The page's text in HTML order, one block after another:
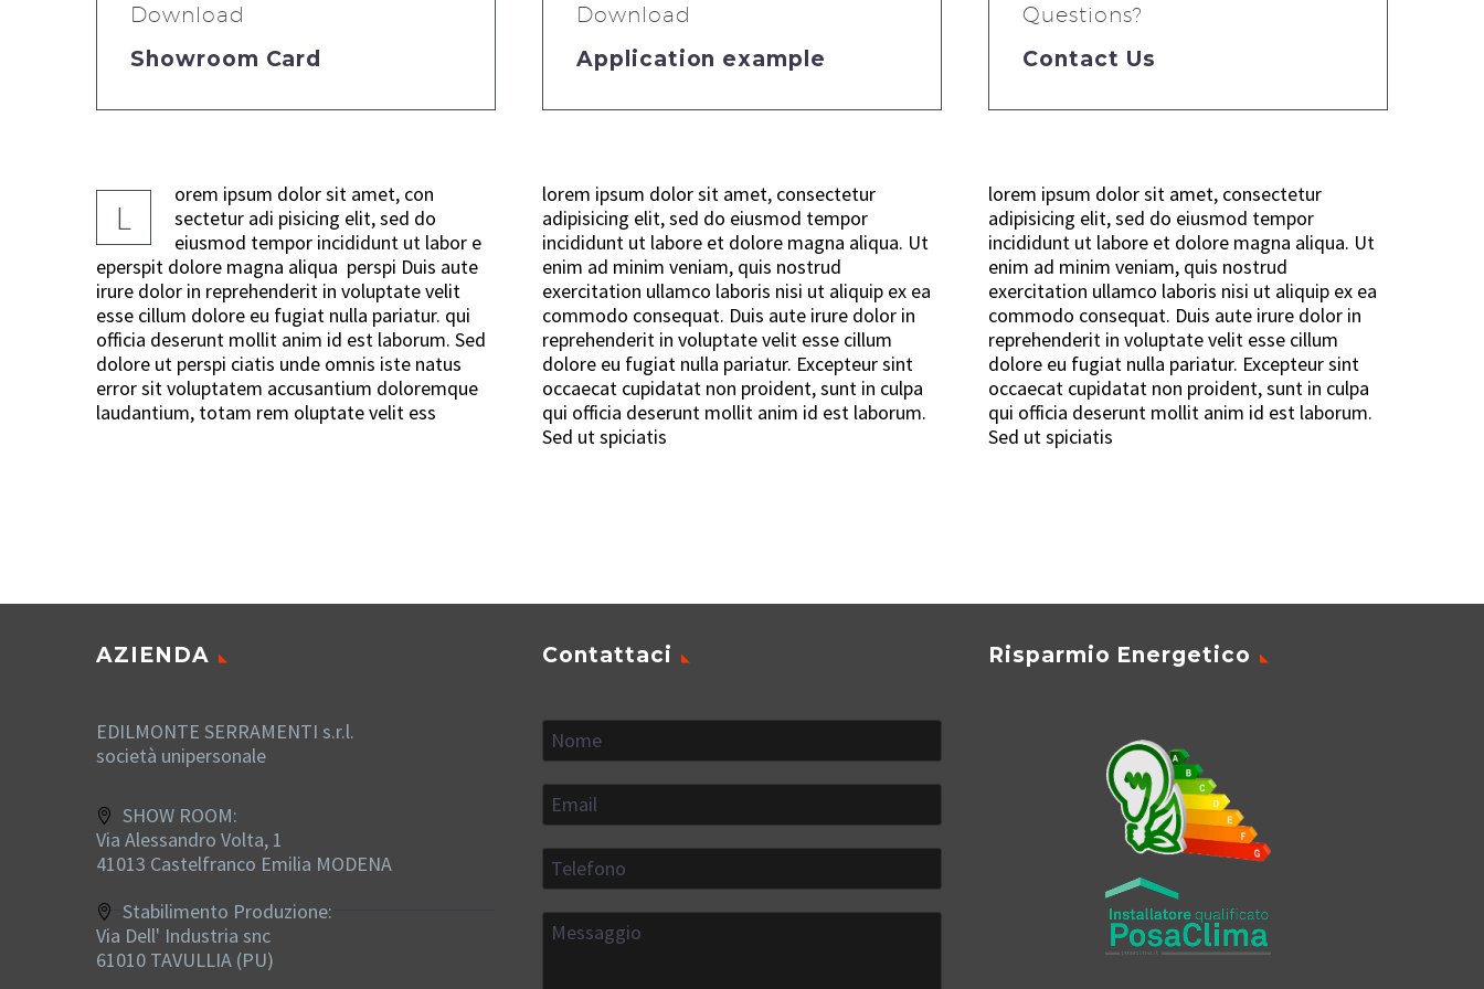
Download
Showroom Card
Download
Application example
Questions?
Contact Us
L
orem ipsum dolor sit amet, con
sectetur adi pisicing elit, sed do
eiusmod tempor incididunt ut labor e
eperspit dolore magna aliqua perspi Duis aute
irure dolor in reprehenderit in voluptate velit
esse cillum dolore eu fugiat nulla pariatur. qui
officia deserunt mollit anim id est laborum. Sed
dolore ut perspi ciatis unde omnis iste natus
error sit voluptatem accusantium doloremque
laudantium, totam rem oluptate velit ess
lorem ipsum dolor sit amet, consectetur
adipisicing elit, sed do eiusmod tempor
incididunt ut labore et dolore magna aliqua. Ut
enim ad minim veniam, quis nostrud
exercitation ullamco laboris nisi ut aliquip ex ea
commodo consequat. Duis aute irure dolor in
reprehenderit in voluptate velit esse cillum
dolore eu fugiat nulla pariatur. Excepteur sint
occaecat cupidatat non proident, sunt in culpa
qui officia deserunt mollit anim id est laborum.
Sed ut spiciatis
lorem ipsum dolor sit amet, consectetur
adipisicing elit, sed do eiusmod tempor
incididunt ut labore et dolore magna aliqua. Ut
enim ad minim veniam, quis nostrud
exercitation ullamco laboris nisi ut aliquip ex ea
commodo consequat. Duis aute irure dolor in
reprehenderit in voluptate velit esse cillum
dolore eu fugiat nulla pariatur. Excepteur sint
occaecat cupidatat non proident, sunt in culpa
qui officia deserunt mollit anim id est laborum.
Sed ut spiciatis
AZIENDA
EDILMONTE SERRAMENTI s.r.l.
società unipersonale
SHOW ROOM:
Via Alessandro Volta, 1
41013 Castelfranco Emilia MODENA
Stabilimento Produzione:
Via Dell' Industria snc
61010 TAVULLIA (PU)
Contattaci Risparmio Energetico